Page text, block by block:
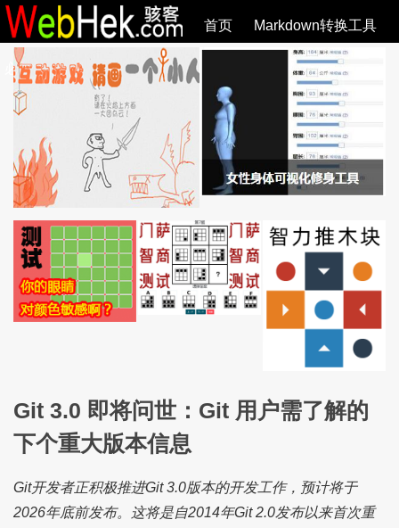
首页 Markdown转换工具
必观作品 SVG教程 SVG手册 全部文章
Git 3.0 即将问世：Git 用户需了解的
下个重大版本信息
Git开发者正积极推进Git 3.0版本的开发工作，预计将于
2026年底前发布。这将是自2014年Git 2.0发布以来首次重